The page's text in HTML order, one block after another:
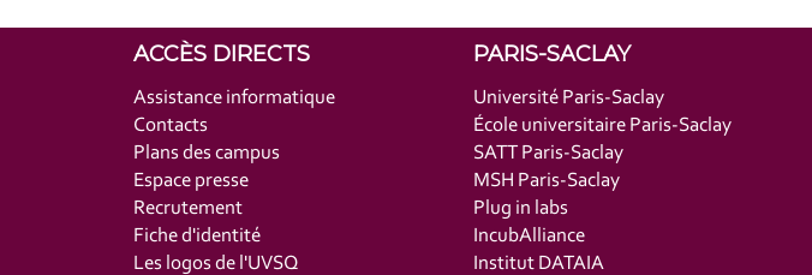
ACCÈS DIRECTS
Assistance informatique
Contacts
Plans des campus
Espace presse
Recrutement
Fiche d'identité
Les logos de l'UVSQ
PARIS-SACLAY
Université Paris-Saclay
École universitaire Paris-Saclay
SATT Paris-Saclay
MSH Paris-Saclay
Plug in labs
IncubAlliance
Institut DATAIA